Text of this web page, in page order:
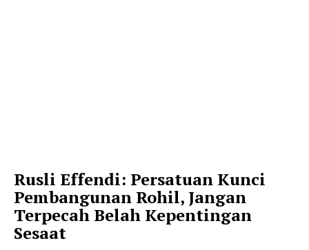
Rusli Effendi: Persatuan Kunci
Pembangunan Rohil, Jangan
Terpecah Belah Kepentingan
Sesaat